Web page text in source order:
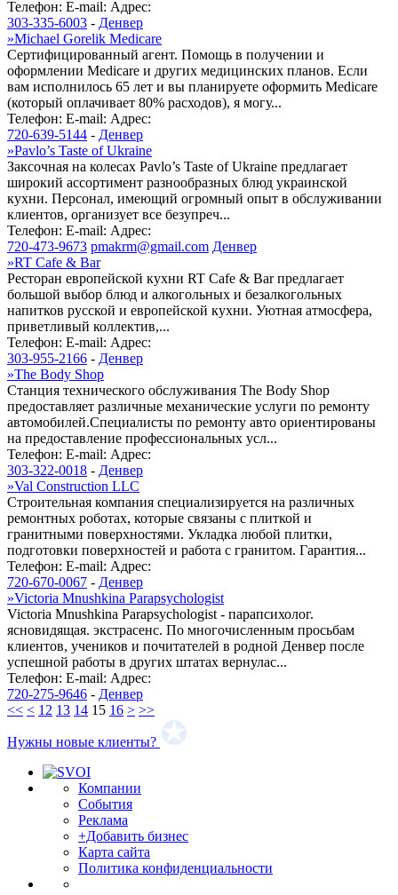
Телефон: E-mail: Адрес:
303-335-6003 - Денвер
»Michael Gorelik Medicare
Сертифицированный агент. Помощь в получении и
оформлении Medicare и других медицинских планов. Если
вам исполнилось 65 лет и вы планируете оформить Medicare
(который оплачивает 80% расходов), я могу...
Телефон: E-mail: Адрес:
720-639-5144 - Денвер
»Pavlo’s Taste of Ukraine
Заксочная на колесах Pavlo’s Taste of Ukraine предлагает
широкий ассортимент разнообразных блюд украинской
кухни. Персонал, имеющий огромный опыт в обслуживании
клиентов, организует все безупреч...
Телефон: E-mail: Адрес:
720-473-9673 pmakrm@gmail.com Денвер
»RT Cafe & Bar
Ресторан европейской кухни RT Cafe & Bar предлагает
большой выбор блюд и алкогольных и безалкогольных
напитков русской и европейской кухни. Уютная атмосфера,
приветливый коллектив,...
Телефон: E-mail: Адрес:
303-955-2166 - Денвер
»The Body Shop
Станция технического обслуживания The Body Shop
предоставляет различные механические услуги по ремонту
автомобилей.Специалисты по ремонту авто ориентированы
на предоставление профессиональных усл...
Телефон: E-mail: Адрес:
303-322-0018 - Денвер
»Val Construction LLC
Строительная компания специализируется на различных
ремонтных роботах, которые связаны с плиткой и
гранитными поверхностями. Укладка любой плитки,
подготовки поверхностей и работа с гранитом. Гарантия...
Телефон: E-mail: Адрес:
720-670-0067 - Денвер
»Victoria Mnushkina Parapsychologist
Victoria Mnushkina Parapsychologist - парапсихолог.
ясновидящая. экстрасенс. По многочисленным просьбам
клиентов, учеников и почитателей в родной Денвер после
успешной работы в других штатах вернулас...
Телефон: E-mail: Адрес:
720-275-9646 - Денвер
<< < 12 13 14 15 16 > >>
Нужны новые клиенты?
Компании
События
Реклама
+Добавить бизнес
Карта сайта
Политика конфиденциальности